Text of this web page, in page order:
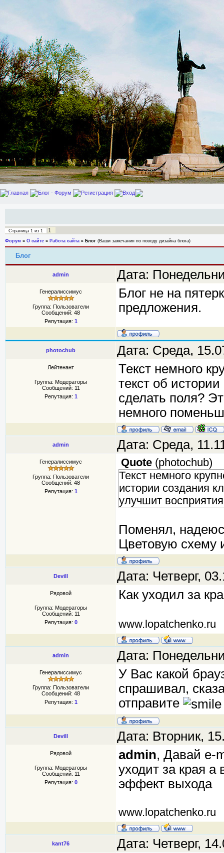
Главная Блог - Форум Регистрация Вход
Страница 1 из 1 1
Форум » О сайте » Работа сайта » Блог (Ваши замечания по поводу дизайна блога)
Блог
admin Дата:
Генералиссимус
Группа: Пользователи
Сообщений: 48
Репутация: 1
Блог не на
предложения.
photochub Дата: Среда,
Лейтенант
Группа: Модераторы
Сообщений: 11
Репутация: 1
Текст немного
текст об
сделать поля?
немного
admin Дата: Среда,
Генералиссимус
Группа: Пользователи
Сообщений: 48
Репутация: 1
Quote (photochub)
Текст немного
истории создания
улучшит
Поменял,
Цветовую схему
Devill Дата: Четверг,
Рядовой
Группа: Модераторы
Сообщений: 11
Репутация: 0
Как уходил за
www.lopatchenko.ru
admin Дата:
Генералиссимус
Группа: Пользователи
Сообщений: 48
Репутация: 1
У Вас какой
спрашивал,
отправите
Devill Дата: Вторник,
Рядовой
Группа: Модераторы
Сообщений: 11
Репутация: 0
admin, Давай e-
уходит за края а
эффект выхода
www.lopatchenko.ru
kant76 Дата: Четверг,